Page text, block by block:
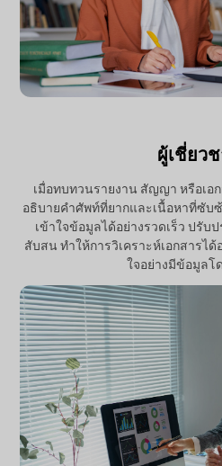
ผู้เชี่ยว
เมื่อทบทวนรายงาน สัญญา หรือเอก
อธิบายคำศัพท์ที่ยากและเนื้อหาที่ซับ
เข้าใจข้อมูลได้อย่างรวดเร็ว ปรับ
สับสน ทำให้การวิเคราะห์เอกสารไ
ใจอย่างมีข้อมูลโ